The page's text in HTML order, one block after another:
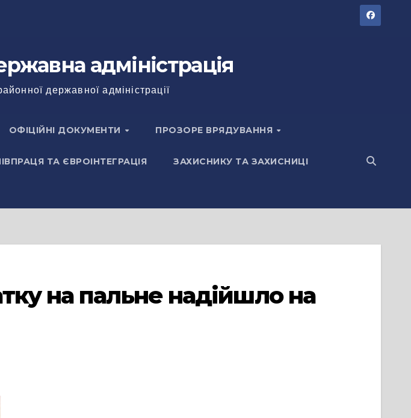
адміністрація
державної адміністрації
ОФІЦІЙНІ ДОКУМЕНТИ ПРОЗОРЕ ВРЯДУВАННЯ
ТА ЄВРОІНТЕГРАЦІЯ ЗАХИСНИКУ ТА ЗАХИСНИЦІ
на пальне надійшло на